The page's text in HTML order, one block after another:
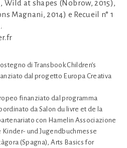
Wild at shapes (Nobrow, 2015),
Magnani, 2014) e Recueil n° 1
di Transbook Children’s
dal progetto Europa Creativa
finanziato dal programma
da Salon du livre et de la
con Hamelin Associazione
und Jugendbuchmesse
(Spagna), Arts Basics for